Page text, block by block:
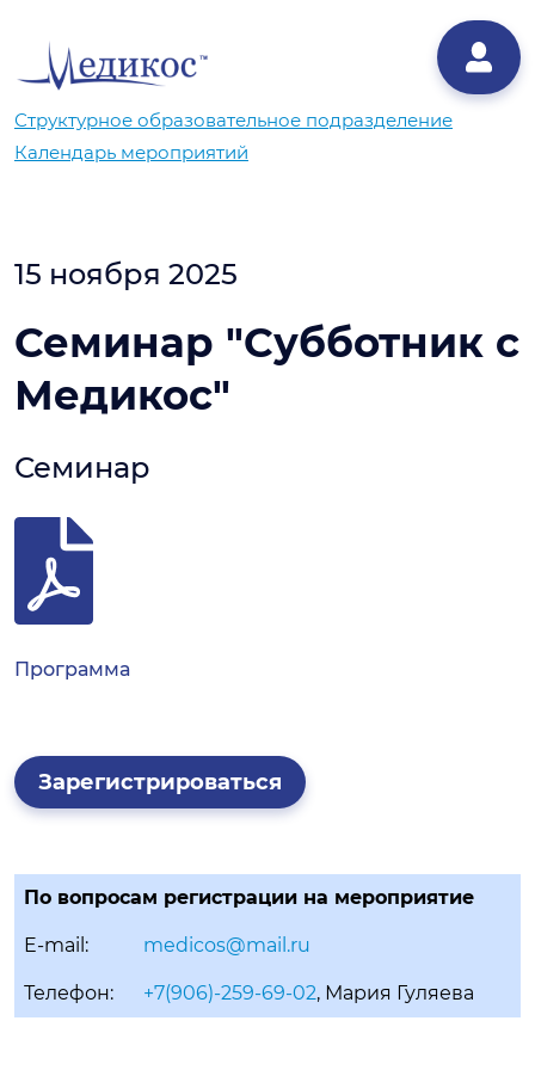
Структурное образовательное подразделение
Календарь мероприятий
15 ноября 2025
Семинар "Субботник с
Медикос"
Семинар
Программа
Зарегистрироваться
По вопросам регистрации на мероприятие
E-mail: medicos@mail.ru
Телефон: +7(906)-259-69-02, Мария Гуляева